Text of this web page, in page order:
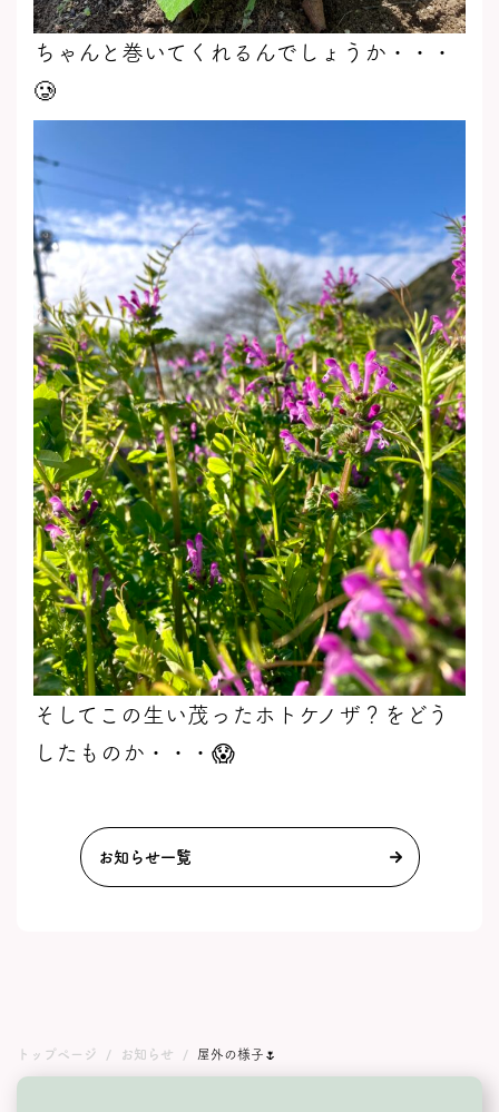
ちゃんと巻いてくれるんでしょうか・・・
🥲
そしてこの生い茂ったホトケノザ？をどう
したものか・・・😱
お知らせ一覧
トップページ お知らせ 屋外の様子🌷